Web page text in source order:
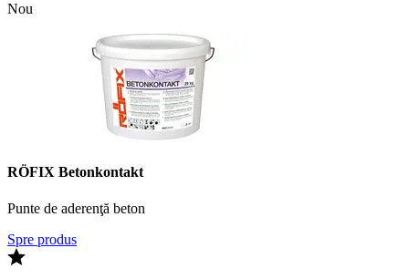
Nou
RÖFIX Betonkontakt
Punte de aderenţă beton
Spre produs